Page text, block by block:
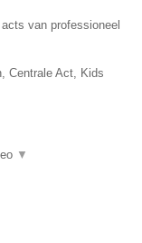
van professioneel
Centrale Act, Kids
▼